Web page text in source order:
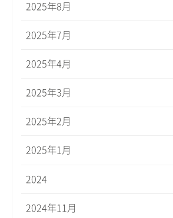
2025年8月
2025年7月
2025年4月
2025年3月
2025年2月
2025年1月
2024
2024年11月